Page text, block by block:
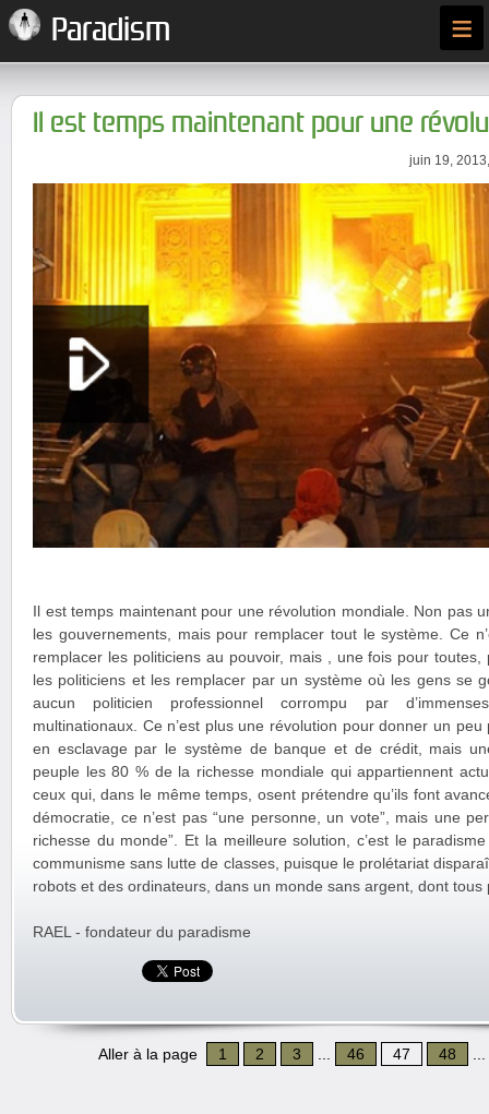
Paradism ≡
Il est temps maintenant pour une
juin 19,
Il est temps maintenant pour une révolution mondiale. Non pas
les gouvernements, mais pour remplacer tout le système. Ce
remplacer les politiciens au pouvoir, mais , une fois pour
les politiciens et les remplacer par un système où les gens se
aucun politicien professionnel corrompu par
multinationaux. Ce n’est plus une révolution pour donner un
en esclavage par le système de banque et de crédit, mais
peuple les 80 % de la richesse mondiale qui appartiennent
ceux qui, dans le même temps, osent prétendre qu’ils font
démocratie, ce n’est pas “une personne, un vote”, mais une
richesse du monde”. Et la meilleure solution, c’est le
communisme sans lutte de classes, puisque le prolétariat
robots et des ordinateurs, dans un monde sans argent, dont tous
RAEL - fondateur du paradisme
Aller à la page 1 2 3 46 47 48